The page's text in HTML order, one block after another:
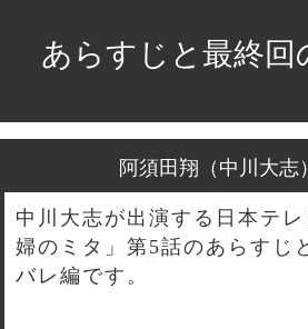
あらすじと最終回
阿須田翔（中川大志
中川大志が出演する日本テ
婦のミタ」第5話のあらすじ
バレ編です。